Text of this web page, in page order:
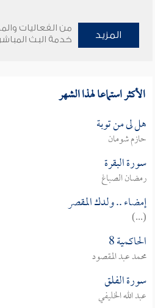
المزيد
من الفعاليات
خدمة البث المباشر
الأكثر استماعا لهذا الشهر
هل لى من توبة
حازم شومان
سورة البقرة
رمضان الصباغ
إمضاء .. ولدك المقصر
(...)
الحاكمية 8
محمد عبد المقصود
سورة الفلق
عبد الله الخليفي